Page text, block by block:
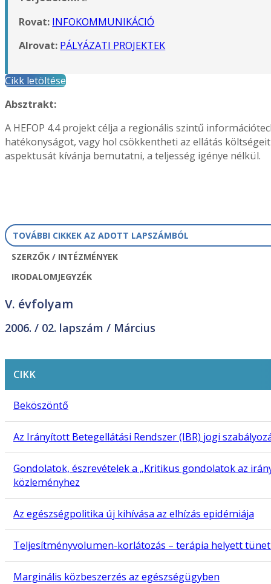
Rovat: INFOKOMMUNIKÁCIÓ
Alrovat: PÁLYÁZATI PROJEKTEK
Cikk letöltése
Absztrakt:
A HEFOP 4.4 projekt célja a regionális szintű
hatékonyságot, vagy hol csökkentheti az ellátás
aspektusát kívánja bemutatni, a teljesség igénye nélkül.
TOVÁBBI CIKKEK AZ ADOTT LAPSZÁMBÓL
SZERZŐK / INTÉZMÉNYEK
IRODALOMJEGYZÉK
V. évfolyam
2006. / 02. lapszám / Március
CIKK
Beköszöntő
Az Irányított Betegellátási Rendszer (IBR) jogi
Gondolatok, észrevételek a „Kritikus gondolatok az
közleményhez
Az egészségpolitika új kihívása az elhízás epidémiája
Teljesítményvolumen-korlátozás – terápia helyett
Marginális közbeszerzés az egészségügyben